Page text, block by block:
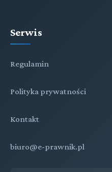
Serwis
Regulamin
Polityka prywatności
Kontakt
biuro@e-prawnik.pl